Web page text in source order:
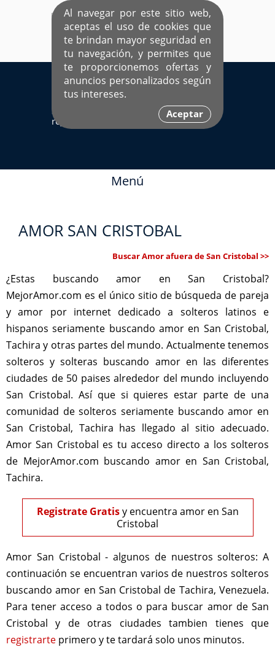
Al navegar por este sitio web,
aceptas el uso de cookies que
te brindan mayor seguridad en
tu navegación, y permites que
te proporcionemos ofertas y
anuncios personalizados según
tus intereses.
Aceptar
EL ÚNICO SITIO DEDICADO A SOLTEROS
HISPANOS COMO TÚ
Ingresa aquí
Sí ya estás
registrado
Menú
AMOR SAN CRISTOBAL
Buscar Amor afuera de San Cristobal >>
¿Estas buscando amor en San Cristobal?
MejorAmor.com es el único sitio de búsqueda de pareja
y amor por internet dedicado a solteros latinos e
hispanos seriamente buscando amor en San Cristobal,
Tachira y otras partes del mundo. Actualmente tenemos
solteros y solteras buscando amor en las diferentes
ciudades de 50 paises alrededor del mundo incluyendo
San Cristobal. Así que si quieres estar parte de una
comunidad de solteros seriamente buscando amor en
San Cristobal, Tachira has llegado al sitio adecuado.
Amor San Cristobal es tu acceso directo a los solteros
de MejorAmor.com buscando amor en San Cristobal,
Tachira.
Registrate Gratisy encuentra amor en San
Cristobal
Amor San Cristobal - algunos de nuestros solteros: A
continuación se encuentran varios de nuestros solteros
buscando amor en San Cristobal de Tachira, Venezuela.
Para tener acceso a todos o para buscar amor de San
Cristobal y de otras ciudades tambien tienes que
registrarte primero y te tardará solo unos minutos.